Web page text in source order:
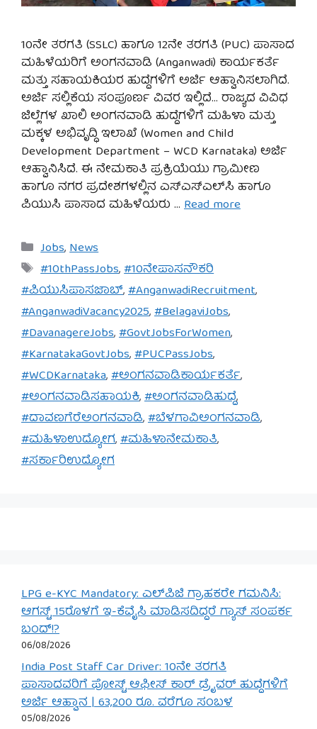
10ನೇ ತರಗತಿ (SSLC) ಹಾಗೂ 12ನೇ ತರಗತಿ (PUC) ಪಾಸಾದ
ಮಹಿಳೆಯರಿಗೆ ಅಂಗನವಾಡಿ (Anganwadi) ಕಾರ್ಯಕರ್ತೆ
ಮತ್ತು ಸಹಾಯಕಿಯರ ಹುದ್ದೆಗಳಿಗೆ ಅರ್ಜಿ ಆಹ್ವಾನಿಸಲಾಗಿದೆ.
ಅರ್ಜಿ ಸಲ್ಲಿಕೆಯ ಸಂಪೂರ್ಣ ವಿವರ ಇಲ್ಲಿದೆ… ರಾಜ್ಯದ ವಿವಿಧ
ಜಿಲ್ಲೆಗಳ ಖಾಲಿ ಅಂಗನವಾಡಿ ಹುದ್ದೆಗಳಿಗೆ ಮಹಿಳಾ ಮತ್ತು
ಮಕ್ಕಳ ಅಭಿವೃದ್ಧಿ ಇಲಾಖೆ (Women and Child
Development Department – WCD Karnataka) ಅರ್ಜಿ
ಆಹ್ವಾನಿಸಿದೆ. ಈ ನೇಮಕಾತಿ ಪ್ರಕ್ರಿಯೆಯು ಗ್ರಾಮೀಣ
ಹಾಗೂ ನಗರ ಪ್ರದೇಶಗಳಲ್ಲಿನ ಎಸ್‌ಎಸ್‌ಎಲ್‌ಸಿ ಹಾಗೂ
ಪಿಯುಸಿ ಪಾಸಾದ ಮಹಿಳೆಯರು … Read more
Categories
Jobs,News
Tags
#10thPassJobs,#10ನೇಪಾಸನೌಕರಿ
#ಪಿಯುಸಿಪಾಸಜಾಬ್,#AnganwadiRecruitment,
#AnganwadiVacancy2025,#BelagaviJobs,
#DavanagereJobs,#GovtJobsForWomen,
#KarnatakaGovtJobs,#PUCPassJobs,
#WCDKarnataka,#ಅಂಗನವಾಡಿಕಾರ್ಯಕರ್ತೆ,
#ಅಂಗನವಾಡಿಸಹಾಯಕಿ,#ಅಂಗನವಾಡಿಹುದ್ದೆ,
#ದಾವಣಗೆರೆಅಂಗನವಾಡಿ,#ಬೆಳಗಾವಿಅಂಗನವಾಡಿ,
#ಮಹಿಳಾಉದ್ಯೋಗ,#ಮಹಿಳಾನೇಮಕಾತಿ,
#ಸರ್ಕಾರಿಉದ್ಯೋಗ
LPG e-KYC Mandatory: ಎಲ್‌ಪಿಜಿ ಗ್ರಾಹಕರೇ ಗಮನಿಸಿ:
ಆಗಸ್ಟ್ 15ರೊಳಗೆ ಇ-ಕೆವೈಸಿ ಮಾಡಿಸದಿದ್ದರೆ ಗ್ಯಾಸ್ ಸಂಪರ್ಕ
ಬಂದ್!?
06/08/2026
India Post Staff Car Driver: 10ನೇ ತರಗತಿ
ಪಾಸಾದವರಿಗೆ ಪೋಸ್ಟ್ ಆಫೀಸ್ ಕಾರ್ ಡ್ರೈವರ್ ಹುದ್ದೆಗಳಿಗೆ
ಅರ್ಜಿ ಆಹ್ವಾನ | 63,200 ರೂ. ವರೆಗೂ ಸಂಬಳ
05/08/2026